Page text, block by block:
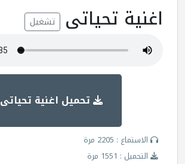
اغنية تحياتى تشغيل
تحميل اغنية تحياتى
الاستماع : 2205 مرة
التحميل : 1551 مرة